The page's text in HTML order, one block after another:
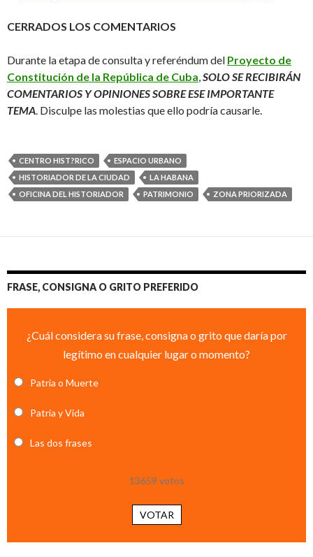
CERRADOS LOS COMENTARIOS
Durante la etapa de consulta y referéndum del Proyecto de
Constitución de la República de Cuba SOLO SE RECIBIRÁN
COMENTARIOS Y OPINIONES SOBRE ESE IMPORTANTE
TEMA . Disculpe las molestias que ello podría causarle.
CENTRO HIST?RICO
ESPACIO URBANO
HISTORIADOR DE LA CIUDAD
LA HABANA
OFICINA DEL HISTORIADOR
PATRIMONIO ZONA PRIORIZADA
FRASE, CONSIGNA O GRITO PREFERIDO
¿Cuál considera su frase, consigna o grito que daría por
legítimo en cualquier lugar o momento?
Patria o Muerte
Patria y Vida
Las dos frases
13659 votos
VOTAR